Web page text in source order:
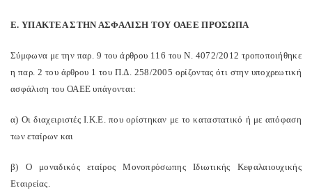
Ε. ΥΠΑΚΤΕΑ ΣΤΗΝ ΑΣΦΑΛΙΣΗ ΤΟΥ ΟΑΕΕ ΠΡΟΣΩΠΑ
Σύμφωνα με την παρ. 9 του άρθρου 116 του Ν. 4072/2012 τροποποιήθηκε
η παρ. 2 του άρθρου 1 του Π.Δ. 258/2005 ορίζοντας ότι στην υποχρεωτική
ασφάλιση του ΟΑΕΕ υπάγονται:
α) Οι διαχειριστές Ι.Κ.Ε. που ορίστηκαν με το καταστατικό ή με απόφαση
των εταίρων και
β) Ο μοναδικός εταίρος Μονοπρόσωπης Ιδιωτικής Κεφαλαιουχικής
Εταιρείας.